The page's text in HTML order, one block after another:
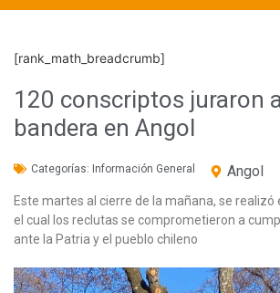
[rank_math_breadcrumb]
120 conscriptos juraron
bandera en Angol
Categorías: Información General Angol
Este martes al cierre de la mañana, se realizó
el cual los reclutas se comprometieron a
ante la Patria y el pueblo chileno